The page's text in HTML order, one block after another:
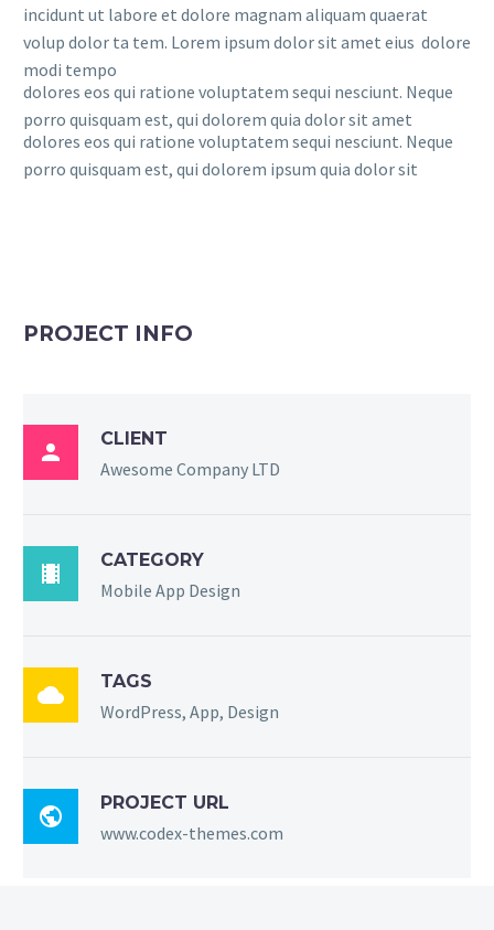
incidunt ut labore et dolore magnam aliquam quaerat
volup dolor ta tem. Lorem ipsum dolor sit amet eius dolore
modi tempo
dolores eos qui ratione voluptatem sequi nesciunt. Neque
porro quisquam est, qui dolorem quia dolor sit amet
dolores eos qui ratione voluptatem sequi nesciunt. Neque
porro quisquam est, qui dolorem ipsum quia dolor sit
PROJECT INFO

CLIENT
Awesome Company LTD

CATEGORY
Mobile App Design

TAGS
WordPress, App, Design

PROJECT URL
www.codex-themes.com